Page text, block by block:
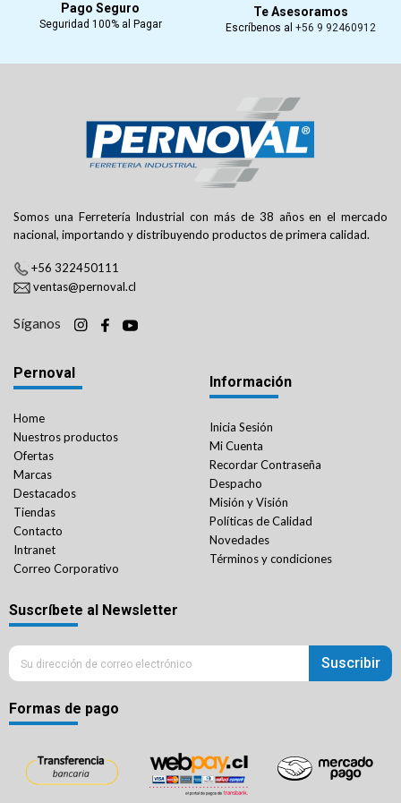
Pago Seguro
Seguridad 100% al Pagar
Te Asesoramos
Escríbenos al +56 9 92460912
Somos una Ferretería Industrial con más de 38 años en el mercado
nacional, importando y distribuyendo productos de primera calidad.
+56 322450111
ventas@pernoval.cl
Síganos
Pernoval
Home
Nuestros productos
Ofertas
Marcas
Destacados
Tiendas
Contacto
Intranet
Correo Corporativo
Información
Inicia Sesión
Mi Cuenta
Recordar Contraseña
Despacho
Misión y Visión
Políticas de Calidad
Novedades
Términos y condiciones
Suscríbete al Newsletter
Suscribir
Formas de pago